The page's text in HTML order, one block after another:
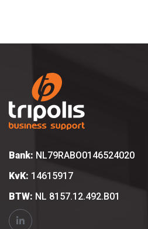
Bank: NL79RABO0146524020
KvK: 14615917
BTW: NL 8157.12.492.B01